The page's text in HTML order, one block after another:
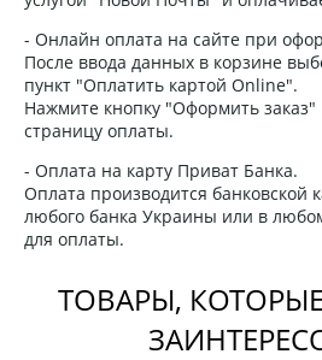
- Онлайн оплата на сайте при
После ввода данных в корзине
пункт "Оплатить картой Online".
Нажмите кнопку "Оформить заказ"
страницу оплаты.
- Оплата на карту Приват Банка.
Оплата производится банковской
любого банка Украины или в
для оплаты.
ТОВАРЫ,